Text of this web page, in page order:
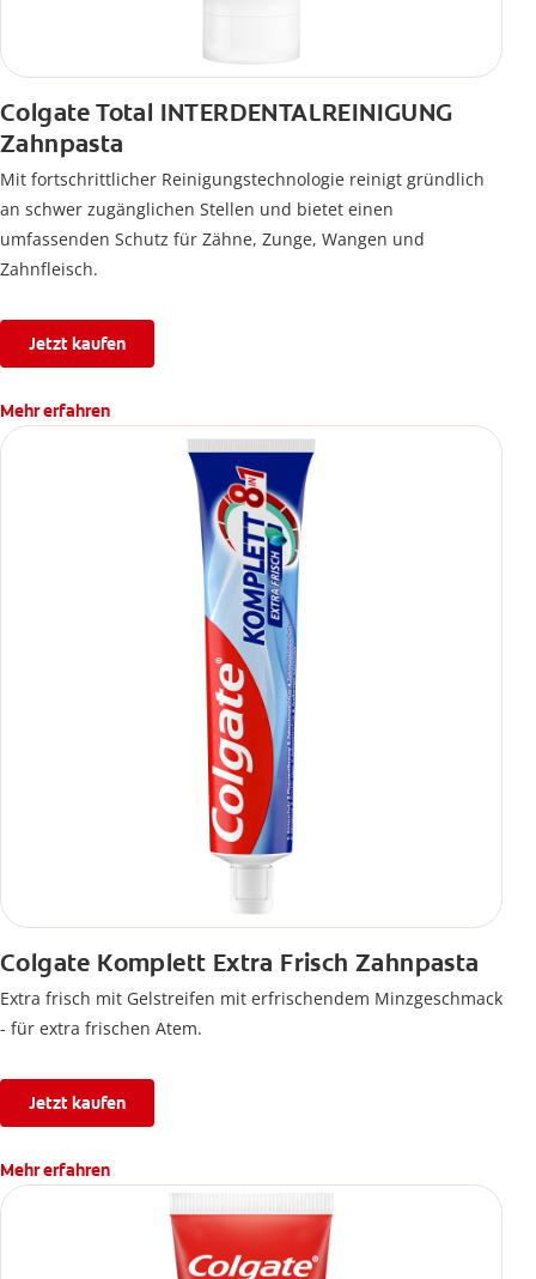
Colgate Total INTERDENTALREINIGUNG
Zahnpasta
Mit fortschrittlicher Reinigungstechnologie reinigt gründlich
an schwer zugänglichen Stellen und bietet einen
umfassenden Schutz für Zähne, Zunge, Wangen und
Zahnfleisch.
Jetzt kaufen
Mehr erfahren
Colgate Komplett Extra Frisch Zahnpasta
Extra frisch mit Gelstreifen mit erfrischendem Minzgeschmack
- für extra frischen Atem.
Jetzt kaufen
Mehr erfahren